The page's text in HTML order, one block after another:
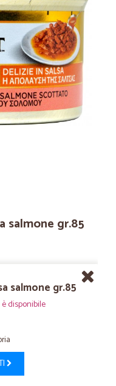
salmone gr.85
salmone gr.85
disponibile